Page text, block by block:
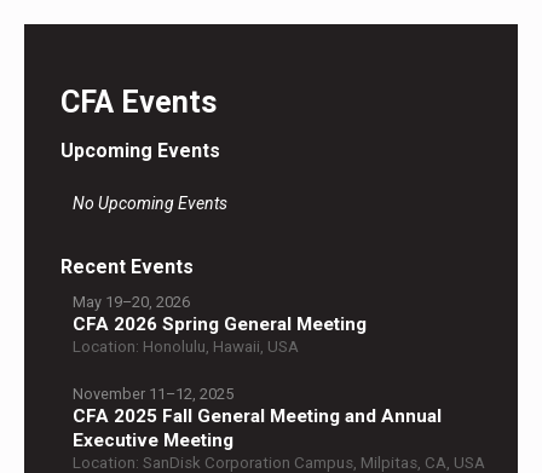
CFA Events
Upcoming Events
No Upcoming Events
Recent Events
May 19–20, 2026
CFA 2026 Spring General Meeting
Location: Honolulu, Hawaii, USA
November 11–12, 2025
CFA 2025 Fall General Meeting and Annual
Executive Meeting
Location: SanDisk Corporation Campus, Milpitas, CA, USA